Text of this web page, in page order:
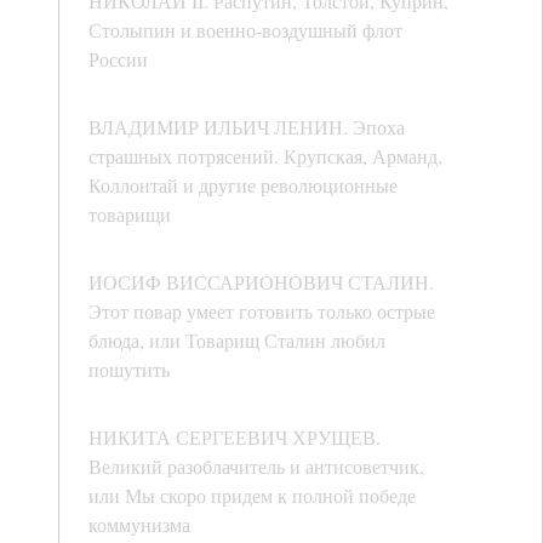
Столыпин и военно-воздушный флот
России
ВЛАДИМИР ИЛЬИЧ ЛЕНИН. Эпоха
страшных потрясений. Крупская, Арманд,
Коллонтай и другие революционные
товарищи
ИОСИФ ВИССАРИОНОВИЧ СТАЛИН.
Этот повар умеет готовить только острые
блюда, или Товарищ Сталин любил
пошутить
НИКИТА СЕРГЕЕВИЧ ХРУЩЕВ.
Великий разоблачитель и антисоветчик,
или Мы скоро придем к полной победе
коммунизма